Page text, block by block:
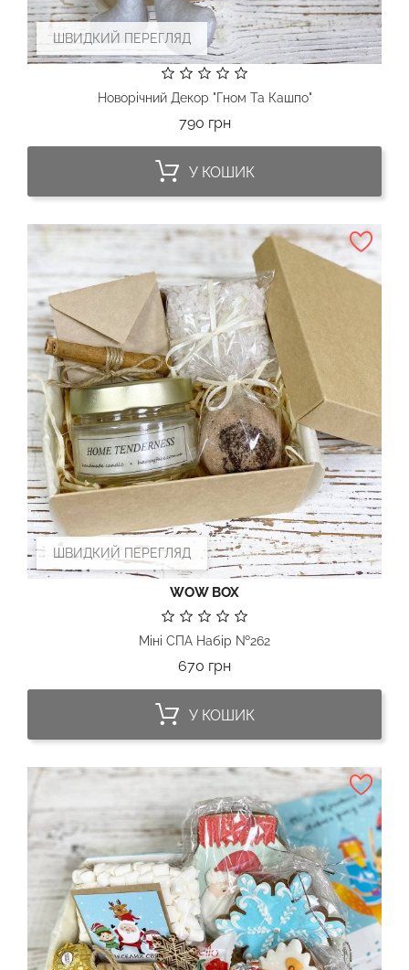
ШВИДКИЙ ПЕРЕГЛЯД
Новорічний Декор "Гном Та Кашпо"
790 грнЦіна
У КОШИК
ШВИДКИЙ ПЕРЕГЛЯД
WOW BOX
Міні СПА Набір №262
670 грнЦіна
У КОШИК